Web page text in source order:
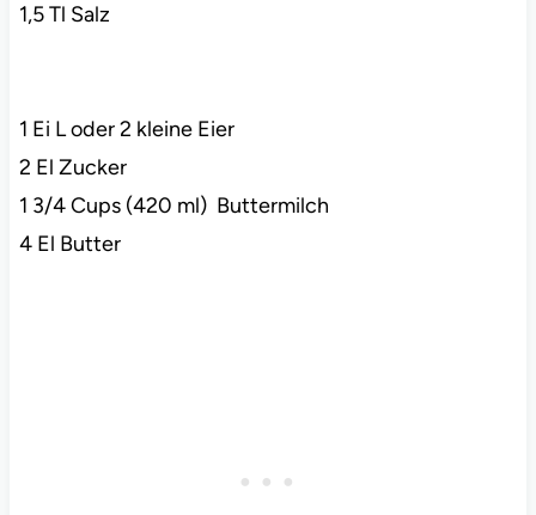
1,5 Tl Salz
1 Ei L oder 2 kleine Eier
2 El Zucker
1 3/4 Cups (420 ml) Buttermilch
4 El Butter